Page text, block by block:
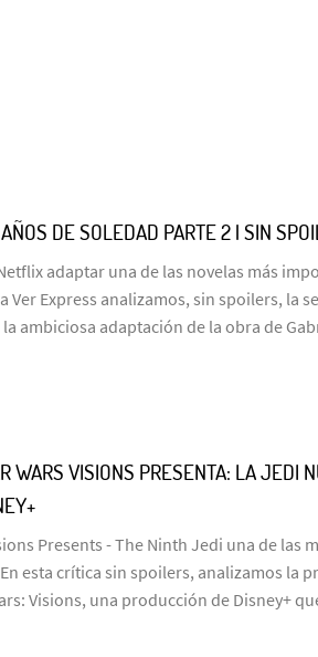
DE SOLEDAD PARTE 2 | SIN
adaptar una de las novelas más
Ver Express analizamos, sin spoilers, la
ambiciosa adaptación de la obra de
WARS VISIONS PRESENTA: LA JEDI
Presents - The Ninth Jedi una de las
esta crítica sin spoilers, analizamos la
Visions, una producción de Disney+